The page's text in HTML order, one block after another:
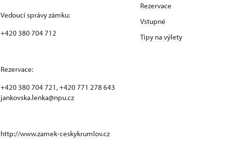
Vedoucí správy zámku:
+420 380 704 712
Rezervace:
+420 380 704 721, +420 771 278 643
jankovska.lenka@npu.cz
http://www.zamek-ceskykrumlov.cz
Rezervace
Vstupné
Tipy na výlety